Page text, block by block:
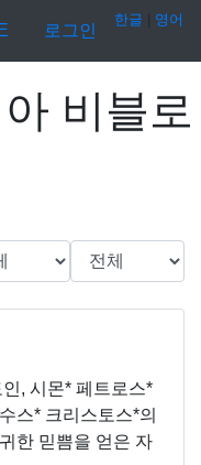
로그인
한글 영어
비블로
, 시몬* 페트로스*
스* 크리스토스*의
한 믿쁨을 얻은 자